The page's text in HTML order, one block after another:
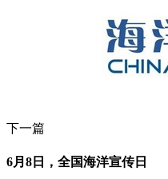
下一篇
6月8日，全国海洋宣传日